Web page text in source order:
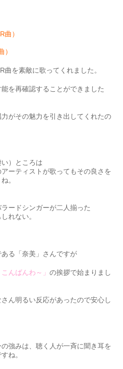
曲）
）
曲を素敵に歌ってくれました。
を再確認することができました
がその魅力を引き出してくれたの
）ところは
ーティストが歌ってもその良さを
。
ードシンガーが二人揃った
れない。
る「奈美」さんですが
こんばんわ～」の挨拶で始まりまし
ん明るい反応があったので安心し
強みは、聴く人が一斉に聞き耳を
ね。